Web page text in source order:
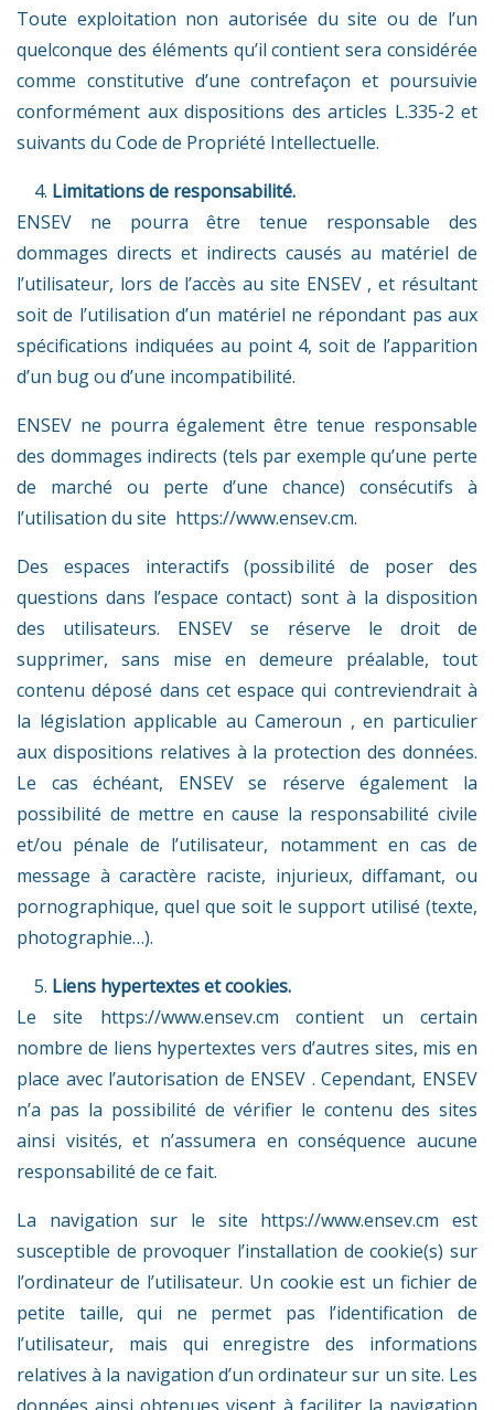
Toute exploitation non autorisée du site ou de l’un
quelconque des éléments qu’il contient sera considérée
comme constitutive d’une contrefaçon et poursuivie
conformément aux dispositions des articles L.335-2 et
suivants du Code de Propriété Intellectuelle.
Limitations de responsabilité.
ENSEV ne pourra être tenue responsable des
dommages directs et indirects causés au matériel de
l’utilisateur, lors de l’accès au site ENSEV , et résultant
soit de l’utilisation d’un matériel ne répondant pas aux
spécifications indiquées au point 4, soit de l’apparition
d’un bug ou d’une incompatibilité.
ENSEV ne pourra également être tenue responsable
des dommages indirects (tels par exemple qu’une perte
de marché ou perte d’une chance) consécutifs à
l’utilisation du site https://www.ensev.cm.
Des espaces interactifs (possibilité de poser des
questions dans l’espace contact) sont à la disposition
des utilisateurs. ENSEV se réserve le droit de
supprimer, sans mise en demeure préalable, tout
contenu déposé dans cet espace qui contreviendrait à
la législation applicable au Cameroun , en particulier
aux dispositions relatives à la protection des données.
Le cas échéant, ENSEV se réserve également la
possibilité de mettre en cause la responsabilité civile
et/ou pénale de l’utilisateur, notamment en cas de
message à caractère raciste, injurieux, diffamant, ou
pornographique, quel que soit le support utilisé (texte,
photographie…).
Liens hypertexteset cookies.
Le site https://www.ensev.cmcontient un certain
nombre de liens hypertextes vers d’autres sites, mis en
place avec l’autorisation de ENSEV . Cependant, ENSEV
n’a pas la possibilité de vérifier le contenu des sites
ainsi visités, et n’assumera en conséquence aucune
responsabilité de ce fait.
La navigation sur le site https://www.ensev.cmest
susceptible de provoquer l’installation de cookie(s) sur
l’ordinateur de l’utilisateur. Un cookie est un fichier de
petite taille, qui ne permet pas l’identification de
l’utilisateur, mais qui enregistre des informations
relatives à la navigation d’un ordinateur sur un site. Les